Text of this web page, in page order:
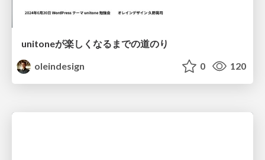
unitoneが楽しくなるまでの道のり
oleindesign
0 120